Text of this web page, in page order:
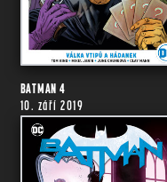
BATMAN 4
10. září 2019